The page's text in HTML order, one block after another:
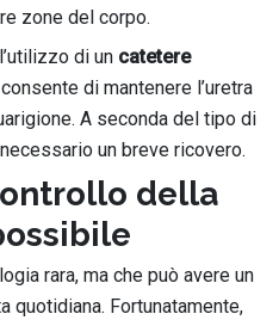
zone del corpo.
di un catetere
di mantenere l’uretra
A seconda del tipo di
un breve ricovero.
della
rara, ma che può avere un
quotidiana. Fortunatamente,